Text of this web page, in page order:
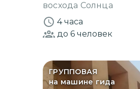
восхода Солнца
4 часа
до 6 человек
ГРУППОВАЯ
на машине гида